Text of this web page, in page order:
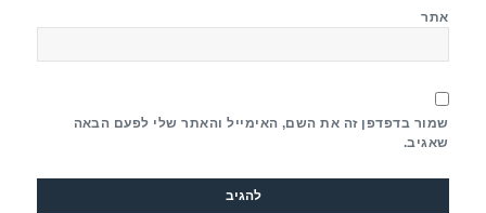
אתר
שמור בדפדפן זה את השם, האימייל והאתר שלי לפעם הבאה
שאגיב.